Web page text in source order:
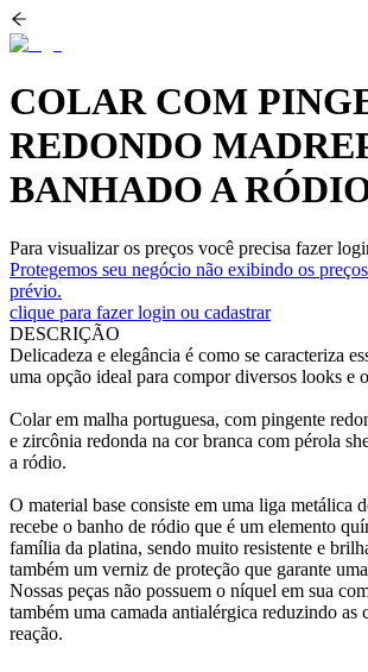
COLAR COM
REDONDO
BANHADO A
Para visualizar os preços você precisa fazer
Protegemos seu negócio não exibindo os
prévio.
clique para fazer login ou cadastrar
DESCRIÇÃO
Delicadeza e elegância é como se caracteriza
uma opção ideal para compor diversos looks e
Colar em malha portuguesa, com pingente
e zircônia redonda na cor branca com pérola
a ródio.
O material base consiste em uma liga metálica
recebe o banho de ródio que é um elemento
família da platina, sendo muito resistente e
também um verniz de proteção que garante
Nossas peças não possuem o níquel em sua
também uma camada antialérgica reduzindo as
reação.